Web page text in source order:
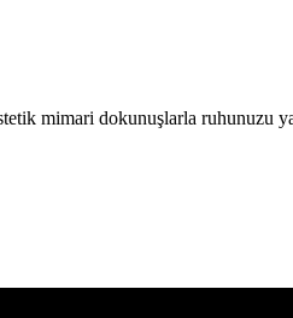
mimari dokunuşlarla ruhunuzu